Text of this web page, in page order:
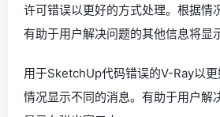
许可错误以更好的方式处理。根据情
有助于用户解决问题的其他信息将显
用于SketchUp代码错误的V-Ray以
情况显示不同的消息。有助于用户解